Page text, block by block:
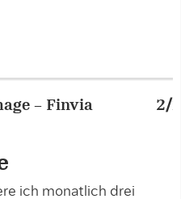
– Finvia
2/10
ich monatlich drei